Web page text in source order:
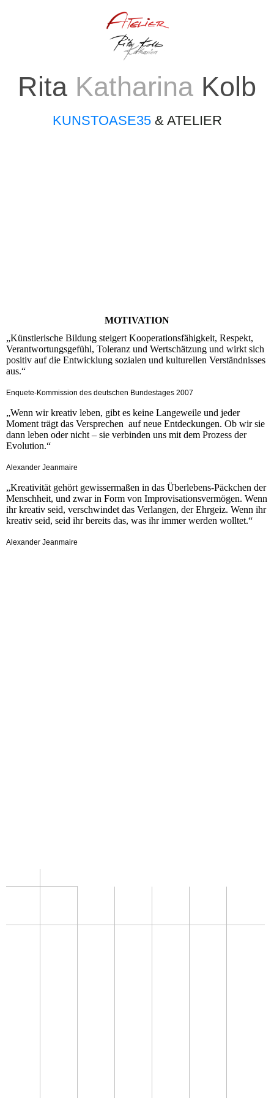
Rita Katharina Kolb
KUNSTOASE35& ATELIER
MOTIVATION
„Künstlerische Bildung steigert Kooperationsfähigkeit, Respekt,
Verantwortungsgefühl, Toleranz und Wertschätzung und wirkt sich
positiv auf die Entwicklung sozialen und kulturellen Verständnisses
aus.“
Enquete-Kommission des deutschen Bundestages 2007
„Wenn wir kreativ leben, gibt es keine Langeweile und jeder
Moment trägt das Versprechen auf neue Entdeckungen. Ob wir sie
dann leben oder nicht – sie verbinden uns mit dem Prozess der
Evolution.“
Alexander Jeanmaire
„Kreativität gehört gewissermaßen in das Überlebens-Päckchen der
Menschheit, und zwar in Form von Improvisationsvermögen. Wenn
ihr kreativ seid, verschwindet das Verlangen, der Ehrgeiz. Wenn ihr
kreativ seid, seid ihr bereits das, was ihr immer werden wolltet.“
Alexander Jeanmaire